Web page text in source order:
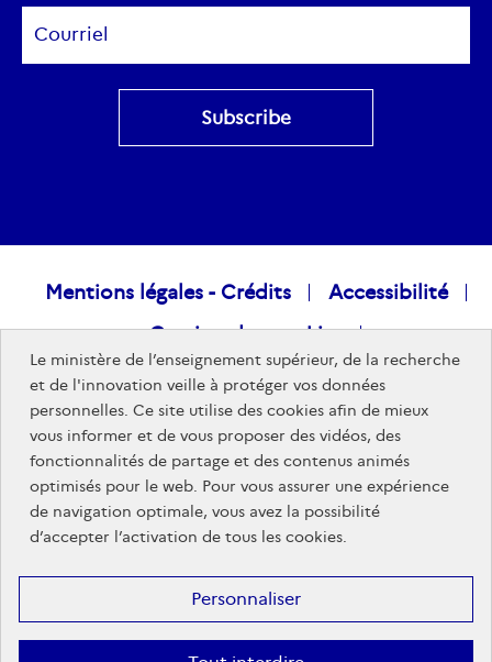
Raccourcis
visiteurs
Mentions légales - Crédits
Accessibilité
Gestion des cookies
Données personnelles
Nous rejoindre
Plan du site
Sites publics
Le ministère de l’enseignement supérieur, de la recherche
et de l'innovation veille à protéger vos données
personnelles. Ce site utilise des cookies afin de mieux
vous informer et de vous proposer des vidéos, des
fonctionnalités de partage et des contenus animés
optimisés pour le web. Pour vous assurer une expérience
de navigation optimale, vous avez la possibilité
d’accepter l’activation de tous les cookies.
Personnaliser